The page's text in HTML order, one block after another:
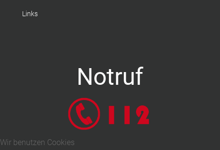
Links
Notruf
Wir benutzen Cookies